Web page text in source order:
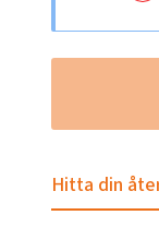
Hitta din